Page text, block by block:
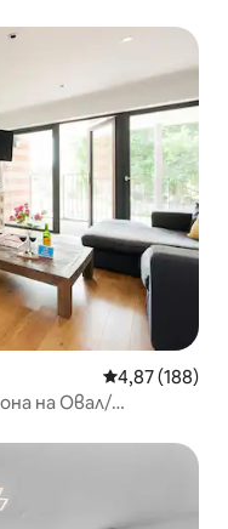
Средна
4,87 (188)
на Овал/